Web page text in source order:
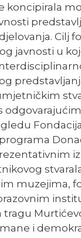
Cilj
javnosti u
muzejima,
tragu
i